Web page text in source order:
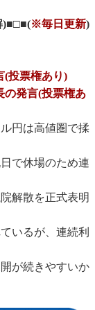
)■□■(※毎日更新)
(投票権あり)
の発言(投票権あ
円は高値圏で揉
で休場のため連
解散を正式表明
いるが、連続利
が続きやすいか